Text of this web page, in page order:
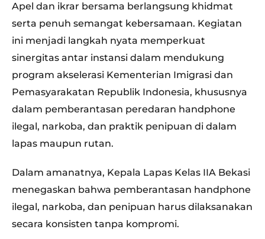
Apel dan ikrar bersama berlangsung khidmat
serta penuh semangat kebersamaan. Kegiatan
ini menjadi langkah nyata memperkuat
sinergitas antar instansi dalam mendukung
program akselerasi Kementerian Imigrasi dan
Pemasyarakatan Republik Indonesia, khususnya
dalam pemberantasan peredaran handphone
ilegal, narkoba, dan praktik penipuan di dalam
lapas maupun rutan.
Dalam amanatnya, Kepala Lapas Kelas IIA Bekasi
menegaskan bahwa pemberantasan handphone
ilegal, narkoba, dan penipuan harus dilaksanakan
secara konsisten tanpa kompromi.